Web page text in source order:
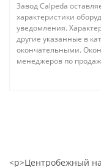
Завод Calpeda
характеристики
уведомления.
другие указанные в
окончательными.
менеджеров по
<p>Центробежный